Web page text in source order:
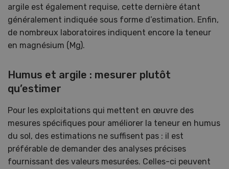
argile est également requise, cette dernière étant
généralement indiquée sous forme d’estimation. Enfin,
de nombreux laboratoires indiquent encore la teneur
en magnésium (Mg).
Humus et argile : mesurer plutôt
qu’estimer
Pour les exploitations qui mettent en œuvre des
mesures spécifiques pour améliorer la teneur en humus
du sol, des estimations ne suffisent pas : il est
préférable de demander des analyses précises
fournissant des valeurs mesurées. Celles-ci peuvent